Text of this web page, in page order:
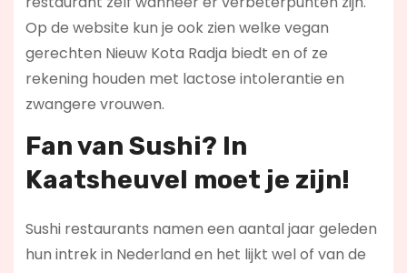
Op de website kun je ook zien welke vegan
gerechten Nieuw Kota Radja biedt en of ze
rekening houden met lactose intolerantie en
zwangere vrouwen.
Fan van Sushi? In
Kaatsheuvel moet je zijn!
Sushi restaurants namen een aantal jaar geleden
hun intrek in Nederland en het lijkt wel of van de